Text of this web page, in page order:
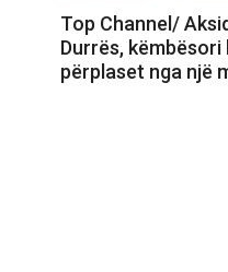
Top Channel/
Durrës,
përplaset nga një